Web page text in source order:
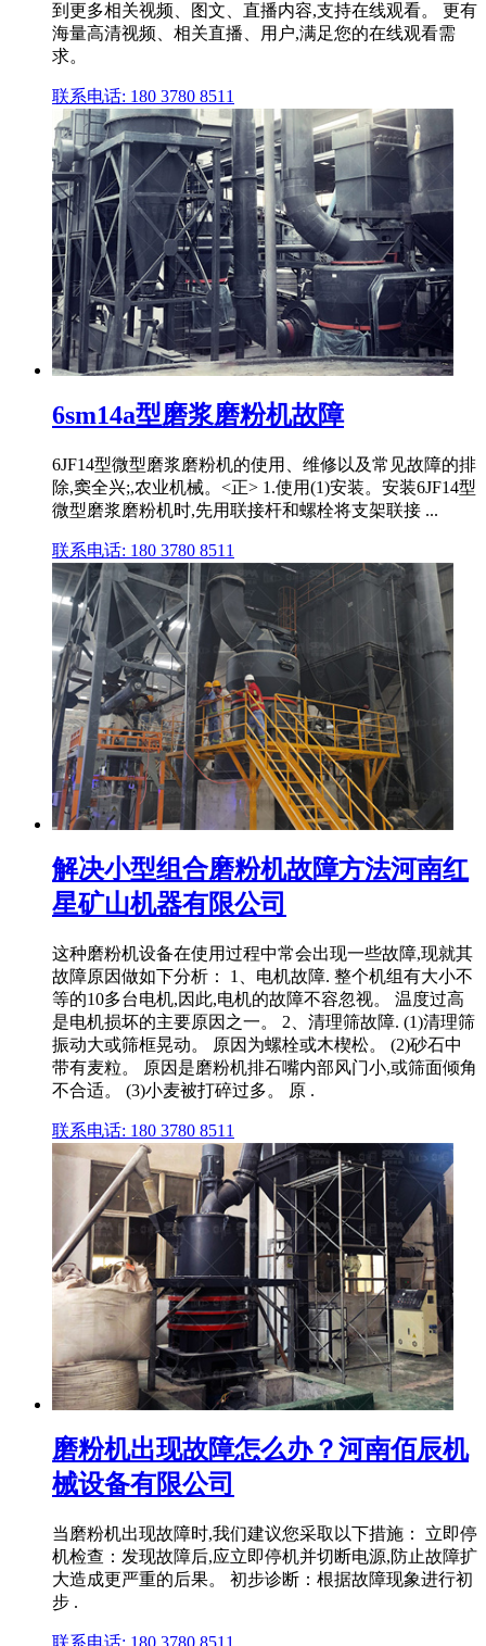
到更多相关视频、图文、直播内容,支持在线观看。 更有
海量高清视频、相关直播、用户,满足您的在线观看需
求。
联系电话: 180 3780 8511
6sm14a型磨浆磨粉机故障
6JF14型微型磨浆磨粉机的使用、维修以及常见故障的排
除,窦全兴;,农业机械。<正> 1.使用(1)安装。安装6JF14型
微型磨浆磨粉机时,先用联接杆和螺栓将支架联接 ...
联系电话: 180 3780 8511
解决小型组合磨粉机故障方法河南红
星矿山机器有限公司
这种磨粉机设备在使用过程中常会出现一些故障,现就其
故障原因做如下分析： 1、电机故障. 整个机组有大小不
等的10多台电机,因此,电机的故障不容忽视。 温度过高
是电机损坏的主要原因之一。 2、清理筛故障. (1)清理筛
振动大或筛框晃动。 原因为螺栓或木楔松。 (2)砂石中
带有麦粒。 原因是磨粉机排石嘴内部风门小,或筛面倾角
不合适。 (3)小麦被打碎过多。 原 .
联系电话: 180 3780 8511
磨粉机出现故障怎么办？河南佰辰机
械设备有限公司
当磨粉机出现故障时,我们建议您采取以下措施： 立即停
机检查：发现故障后,应立即停机并切断电源,防止故障扩
大造成更严重的后果。 初步诊断：根据故障现象进行初
步 .
联系电话: 180 3780 8511